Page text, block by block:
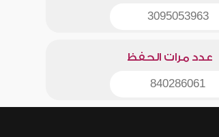
3095053963
عدد مرات الحفظ
840286061